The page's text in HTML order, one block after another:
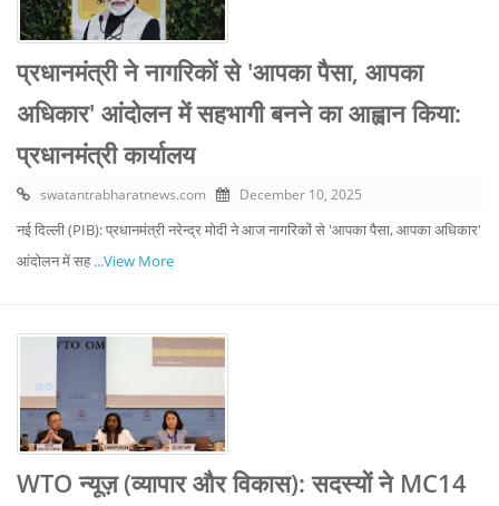
प्रधानमंत्री ने नागरिकों से 'आपका पैसा, आपका
अधिकार' आंदोलन में सहभागी बनने का आह्वान किया:
प्रधानमंत्री कार्यालय
swatantrabharatnews.com December 10, 2025
नई दिल्ली (PIB): प्रधानमंत्री नरेन्द्र मोदी ने आज नागरिकों से 'आपका पैसा, आपका अधिकार'
आंदोलन में सह...View More
WTO न्यूज़ (व्यापार और विकास): सदस्यों ने MC14